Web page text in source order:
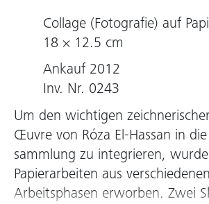
Collage (Fotografie) auf
18 × 12.5 cm
Ankauf 2012
Inv. Nr. 0243
Um den wichtigen
Œuvre von Róza El-Hassan in
sammlung zu integrieren,
Papierarbeiten aus verschiedenen
Arbeitsphasen erworben. Zwei